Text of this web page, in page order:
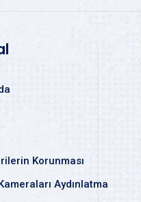
Korunması
Aydınlatma